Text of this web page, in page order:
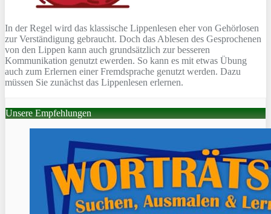
In der Regel wird das klassische Lippenlesen eher von Gehörlosen
zur Verständigung gebraucht. Doch das Ablesen des Gesprochenen
von den Lippen kann auch grundsätzlich zur besseren
Kommunikation genutzt ewerden. So kann es mit etwas Übung
auch zum Erlernen einer Fremdsprache genutzt werden. Dazu
müssen Sie zunächst das Lippenlesen erlernen.
Unsere Empfehlungen